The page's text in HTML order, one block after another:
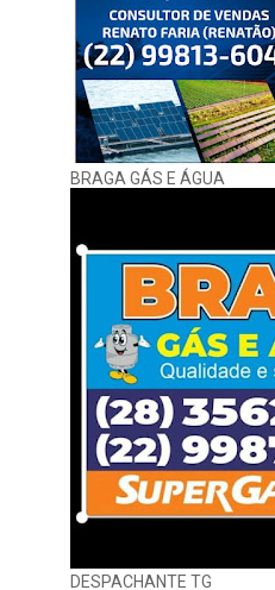
BRAGA GÁS E ÁGUA
DESPACHANTE TG